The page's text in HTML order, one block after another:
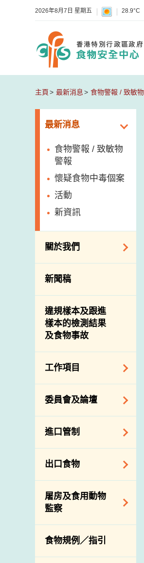
2026年8月7日 星期五 28.9°C
主頁 最新消息 食物警報 / 致敏
最新消息
食物警報 / 致敏物
警報
懷疑食物中毒個案
活動
新資訊
關於我們
組織結構
介紹短片
新聞稿
違規樣本及跟進
樣本的檢測結果
及食物事故
工作項目
降低膳食中的鈉和
糖
食物安全重點控制
系統
基因改造食物
資料
食物安全之風險評
估
食物事故應變及管
理
委員會及論壇
食物安全專家委員
會
消費者聯繫小組
進口管制
食物進口商和食物
分銷商登記制度
絡內地有關當局
進口食物管制
口檢驗
出口食物
出口驗證
出口食物往內地
出口商及業界的消
息
屠房及食用動物
監察
規管農業化學物及
獸醫藥物在食用動
物上的使用
食物規例／指引